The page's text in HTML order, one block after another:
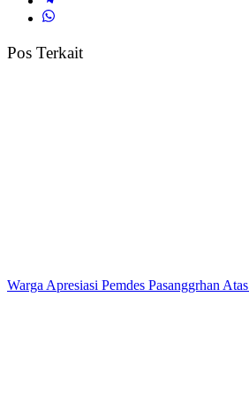
Pos Terkait
Warga Apresiasi Pemdes Pasanggrhan